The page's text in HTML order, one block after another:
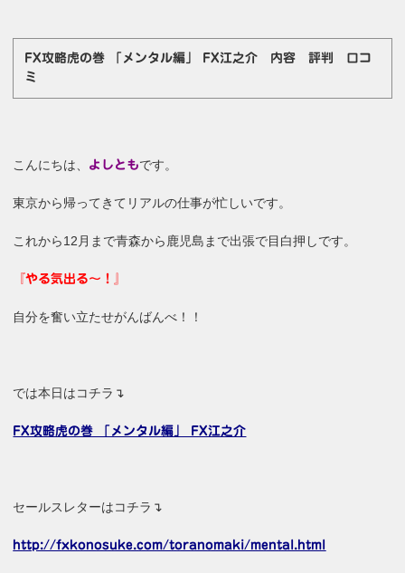
FX攻略虎の巻 「メンタル編」 FX江之介 内容 評判 口コ
ミ
こんにちは、 よしともです。
東京から帰ってきてリアルの仕事が忙しいです。
これから12月まで青森から鹿児島まで出張で目白押しです。
『やる気出る～！』
自分を奮い立たせがんばんべ！！
では本日はコチラ↴
FX攻略虎の巻 「メンタル編」 FX江之介
セールスレターはコチラ↴
http://fxkonosuke.com/toranomaki/mental.html